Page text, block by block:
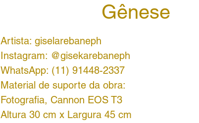
Gênese
Artista: giselarebaneph
Instagram: @gisekarebaneph
WhatsApp: (11) 91448-2337
Material de suporte da obra:
Fotografia, Cannon EOS T3
Altura 30 cm x Largura 45 cm